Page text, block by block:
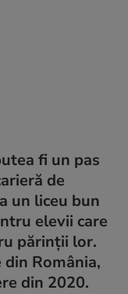
fi un pas
de
un liceu bun
elevii care
părinții lor.
România,
din 2020.